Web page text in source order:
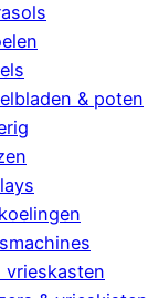
& poten
vrieskasten